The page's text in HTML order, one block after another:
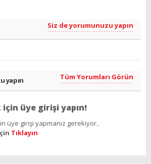
Siz de yorumunuzu yapın
yapın Tüm Yorumları Görün
üye girişi yapın!
üye girişi yapmanız gerekiyor..
Tıklayın